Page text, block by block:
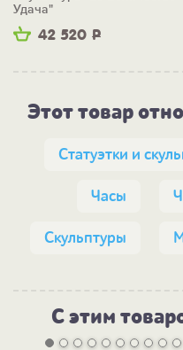
42 520 Р
Удача"
Этот товар
Статуэтки и
Часы
Скульптуры
С этим